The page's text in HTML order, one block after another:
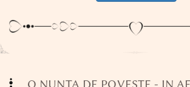
O NUNTA DE POVESTE - IN